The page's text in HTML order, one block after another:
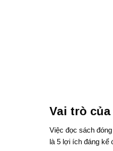
Vai trò
Việc đọc sách
là 5 lợi ích đáng kể